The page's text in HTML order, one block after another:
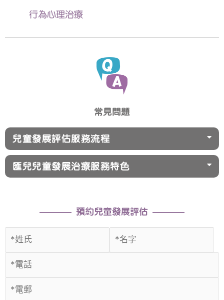
行為心理治療
常見問題
兒童發展評估服務流程
匯兒兒童發展治療服務特色
預約兒童發展評估